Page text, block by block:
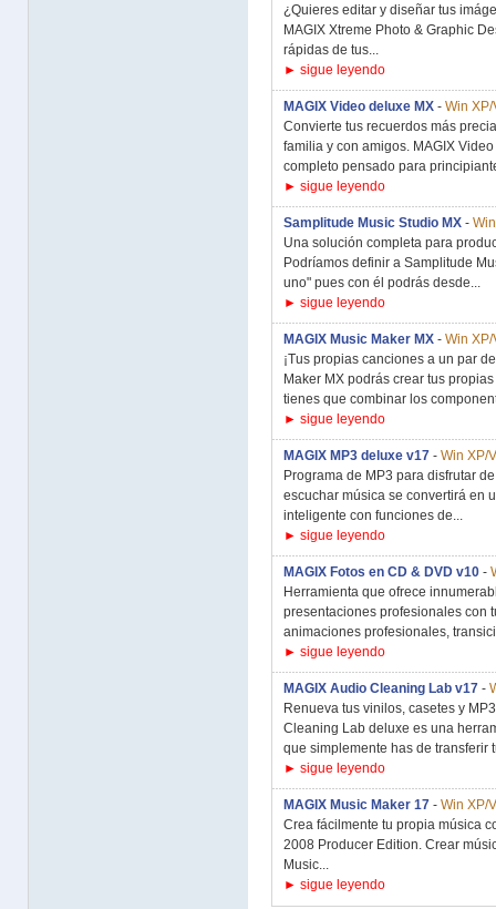
¿Quieres editar y diseñar tus
MAGIX Xtreme Photo & Graphic
rápidas de tus...
► sigue leyendo
MAGIX Video deluxe MX - Win
Convierte tus recuerdos más
familia y con amigos. MAGIX
completo pensado para
► sigue leyendo
Samplitude Music Studio MX -
Una solución completa para
Podríamos definir a Samplitude
uno" pues con él podrás desde...
► sigue leyendo
MAGIX Music Maker MX - Win
¡Tus propias canciones a un par
Maker MX podrás crear tus
tienes que combinar los
► sigue leyendo
MAGIX MP3 deluxe v17 - Win XP/
Programa de MP3 para disfrutar
escuchar música se convertirá en
inteligente con funciones de...
► sigue leyendo
MAGIX Fotos en CD & DVD v10 -
Herramienta que ofrece
presentaciones profesionales con
animaciones profesionales,
► sigue leyendo
MAGIX Audio Cleaning Lab v17 -
Renueva tus vinilos, casetes y
Cleaning Lab deluxe es una
que simplemente has de transferir
► sigue leyendo
MAGIX Music Maker 17 - Win XP/
Crea fácilmente tu propia música
2008 Producer Edition. Crear
Music...
► sigue leyendo